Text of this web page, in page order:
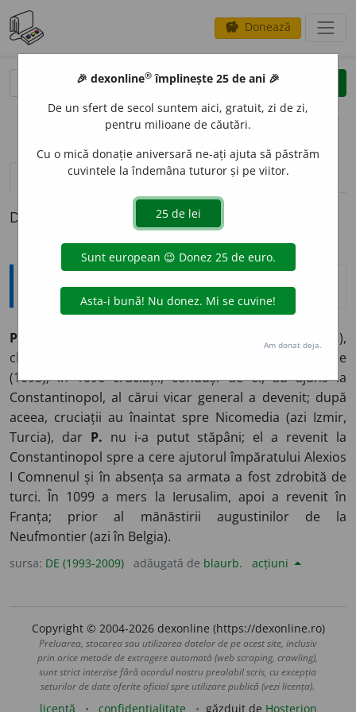
savings Donează
clear
opțiuni
definiții (1)
Definiția cu ID-ul 698049:
Enciclopedice
PETRU EREMITUL (PETRU DIN AMIENS)
1050-1115),
cleric francez. Unul dintre organizatorii primei cruciade
(1095); în 1096 cruciații, conduși de el, au ajuns la
Constantinopol, al cărui vicar general a devenit; după
aceea, cruciații au înaintat spre Nicomedia (azi Izmir,
Turcia), dar P. nu i-a putut stăpâni; el a revenit la
Constantinopol spre a cere ajutorul împăratului Alexios
I Comnenul și în absența sa armata a fost zdrobită de
turci. În 1099 a mers la Ierusalim, apoi a revenit în
Franța; prior al mănăstirii augustinilor de la
Neufmontier (azi în Belgia).
sursa: DE (1993-2009) adăugată de blaurb. acțiuni
Copyright © 2004-2026 dexonline (https://dexonline.ro)
Preluarea, stocarea sau utilizarea datelor de pe acest site, inclusiv
prin orice metode de extragere automată (web scraping, crawling),
sunt strict interzise fără acordul nostru prealabil scris, cu excepția
seturilor de date oferite oficial spre utilizare publică (vezi licența).
licență confidențialitate găzduit de Hosterion
🎉 dexonline® împlinește 25 de ani 🎉
De un sfert de secol suntem aici, gratuit, zi de zi,
pentru milioane de căutări.
Cu o mică donație aniversară ne-ați ajuta să păstrăm
cuvintele la îndemâna tuturor și pe viitor.
Am donat deja.